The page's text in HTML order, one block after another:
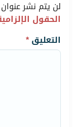
لن يتم نشر عنوان
الحقول
التعليق*